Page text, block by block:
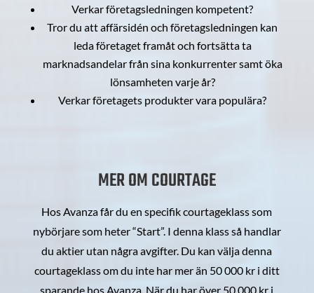
Verkar företagsledningen kompetent?
Tror du att affärsidén och företagsledningen kan
leda företaget framåt och fortsätta ta
marknadsandelar från sina konkurrenter samt öka
lönsamheten varje år?
Verkar företagets produkter vara populära?
MER OM COURTAGE
Hos Avanza får du en specifik courtageklass som
nybörjare som heter “Start”. I denna klass så handlar
du aktier utan några avgifter. Du kan välja denna
courtageklass om du inte har mer än 50 000 kr i ditt
sparande hos Avanza. När du har över 50 000 kr i